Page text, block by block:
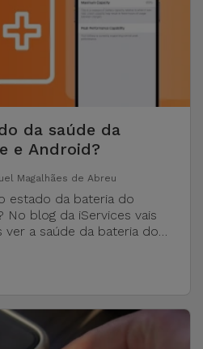
da saúde da
e Android?
Magalhães de Abreu
estado da bateria do
No blog da iServices vais
a saúde da bateria do